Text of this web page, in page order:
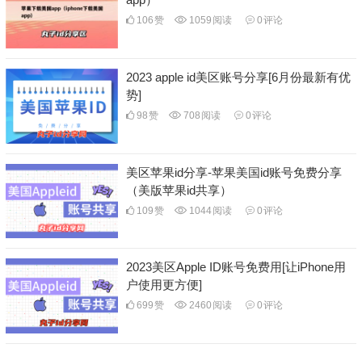
106赞 1059 阅读 0评论
2023 apple id美区账号分享[6月份最新有优
势]
98赞 708 阅读 0评论
美区苹果id分享-苹果美国id账号免费分享
（美版苹果id共享）
109赞 1044阅读 0评论
2023美区Apple ID账号免费用[让iPhone用
户使用更方便]
699赞 2460 阅读 0评论